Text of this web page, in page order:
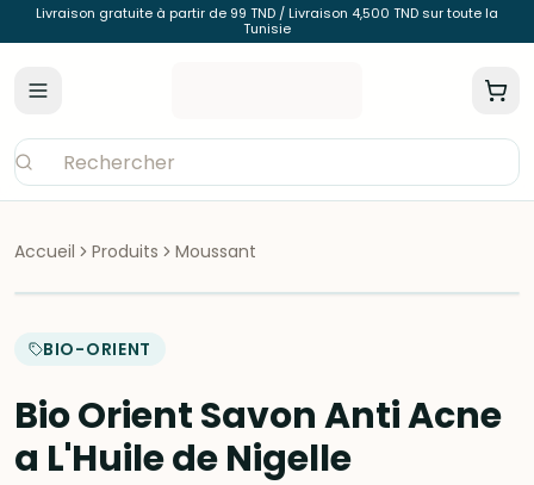
Livraison gratuite à partir de 99 TND / Livraison 4,500 TND sur toute la
Tunisie
Accueil Produits Moussant
BIO-ORIENT
Bio Orient Savon Anti Acne
a L'Huile de Nigelle